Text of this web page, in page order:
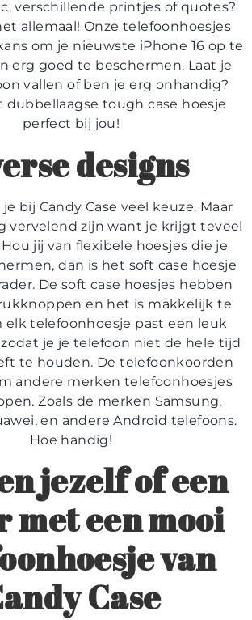
verschillende printjes of quotes?
allemaal! Onze telefoonhoesjes
om je nieuwste iPhone 16 op te
erg goed te beschermen. Laat je
vallen of ben je erg onhandig?
dubbellaagse tough case hoesje
perfect bij jou!
designs
bij Candy Case veel keuze. Maar
vervelend zijn want je krijgt teveel
jij van flexibele hoesjes die je
dan is het soft case hoesje
De soft case hoesjes hebben
en het is makkelijk te
elk telefoonhoesje past een leuk
je je telefoon niet de hele tijd
te houden. De telefoonkoorden
andere merken telefoonhoesjes
Zoals de merken Samsung,
en andere Android telefoons.
Hoe handig!
jezelf of een
met een mooi
van
Case